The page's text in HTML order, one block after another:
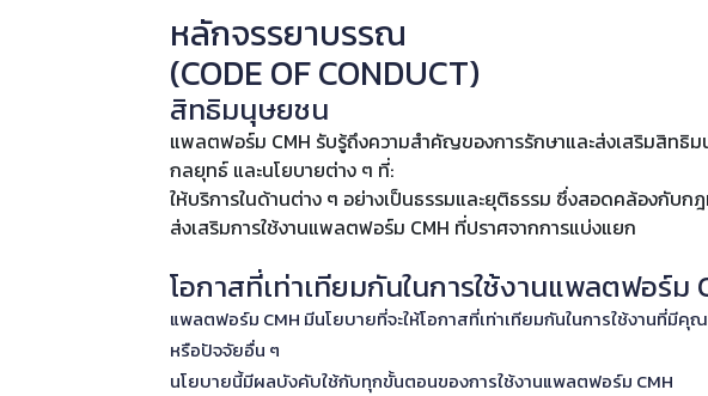
หลักจรรยาบรรณ
(CODE OF CONDUCT)
สิทธิมนุษยชน
แพลตฟอร์ม CMH รับรู้ถึงความสำคัญของการรักษาและส่งเสริมสิท
กลยุทธ์ และนโยบายต่าง ๆ ที่:
ให้บริการในด้านต่าง ๆ อย่างเป็นธรรมและยุติธรรม ซึ่งสอดคล้องกับก
ส่งเสริมการใช้งานแพลตฟอร์ม CMH ที่ปราศจากการแบ่งแยก
โอกาสที่เท่าเทียมกันในการใช้งานแพลตฟอร์ม
แพลตฟอร์ม CMH มีนโยบายที่จะให้โอกาสที่เท่าเทียมกันในการใช้งานที่
หรือปัจจัยอื่น ๆ
นโยบายนี้มีผลบังคับใช้กับทุกขั้นตอนของการใช้งานแพลตฟอร์ม CMH